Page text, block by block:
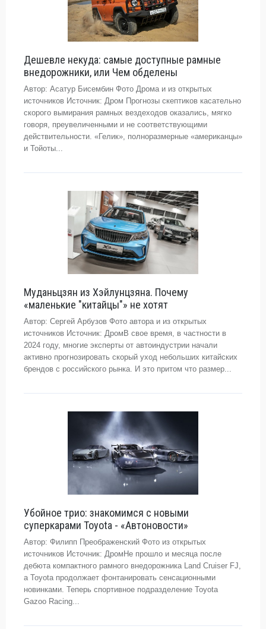
Дешевле некуда: самые доступные рамные
внедорожники, или Чем обделены
Автор: Асатур Бисембин Фото Дрома и из открытых
источников Источник: Дром Прогнозы скептиков касательно
скорого вымирания рамных вездеходов оказались, мягко
говоря, преувеличенными и не соответствующими
действительности. «Гелик», полноразмерные «американцы»
и Тойоты...
Муданьцзян из Хэйлунцзяна. Почему
«маленькие "китайцы"» не хотят
Автор: Сергей Арбузов Фото автора и из открытых
источников Источник: ДромВ свое время, в частности в
2024 году, многие эксперты от автоиндустрии начали
активно прогнозировать скорый уход небольших китайских
брендов с российского рынка. И это притом что размер...
Убойное трио: знакомимся с новыми
суперкарами Toyota - «Автоновости»
Автор: Филипп Преображенский Фото из открытых
источников Источник: ДромНе прошло и месяца после
дебюта компактного рамного внедорожника Land Cruiser FJ,
а Toyota продолжает фонтанировать сенсационными
новинками. Теперь спортивное подразделение Toyota
Gazoo Racing...